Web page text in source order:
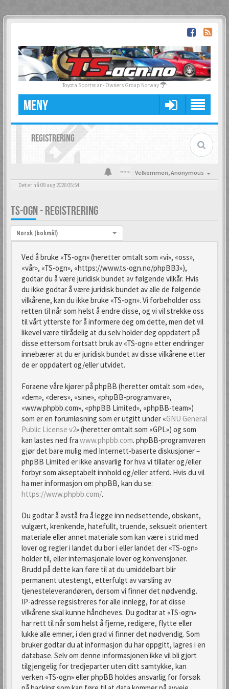
Toyota Sportscar - Owners Group Norway
MENY
REGISTRERING
Velkommen,Anonymous
Det er nå 09 aug 2026 05:54
TS-OGN - REGISTRERING
Språk:
Norsk (bokmål)
Ved å bruke «TS-ogn» (heretter omtalt som «vi», «oss»,
«vår», «TS-ogn», «https://www.ts-ogn.no/phpBB3»),
godtar du å være juridisk bundet av følgende vilkår. Hvis
du ikke godtar å være juridisk bundet av alle de følgende
vilkårene, kan du ikke bruke «TS-ogn». Vi forbeholder oss
retten til når som helst å endre disse, og vi vil strekke oss
til vårt ytterste for å informere deg om dette, men det vil
likevel være tilrådelig at du selv holder deg oppdatert på
disse ettersom fortsatt bruk av «TS-ogn» etter endringer
innebærer at du er juridisk bundet av disse vilkårene etter
de er oppdatert og/eller utvidet.
Foraene våre kjører på phpBB (heretter omtalt som «de»,
«dem», «deres», «sine», «phpBB-programvare»,
«www.phpbb.com», «phpBB Limited», «phpBB-team»)
som er en forumløsning som er utgitt under «GNU General
Public License v2» (heretter omtalt som «GPL») og som
kan lastes ned fra www.phpbb.com. phpBB-programvaren
gjør det bare mulig med Internett-baserte diskusjoner –
phpBB Limited er ikke ansvarlig for hva vi tillater og/eller
forbyr som akseptabelt innhold og/eller atferd. Hvis du vil
ha mer informasjon om phpBB, kan du se:
https://www.phpbb.com/.
Du godtar å avstå fra å legge inn nedsettende, obskønt,
vulgært, krenkende, hatefullt, truende, seksuelt orientert
materiale eller annet materiale som kan være i strid med
lover og regler i landet du bor i eller landet der «TS-ogn»
holder til, eller internasjonale lover og konvensjoner.
Brudd på dette kan føre til at du umiddelbart blir
permanent utestengt, etterfulgt av varsling av
tjenesteleverandøren, dersom vi finner det nødvendig.
IP-adresse regsistreres for alle innlegg, for at disse
vilkårene skal kunne håndheves. Du godtar at «TS-ogn»
har rett til når som helst å fjerne, redigere, flytte eller
lukke alle emner, i den grad vi finner det nødvendig. Som
bruker godtar du at informasjon du har oppgitt, lagres i en
database. Selv om denne informasjonen ikke vil bli gjort
tilgjengelig for tredjeparter uten ditt samtykke, kan
verken «TS-ogn» eller phpBB holdes ansvarlig for forsøk